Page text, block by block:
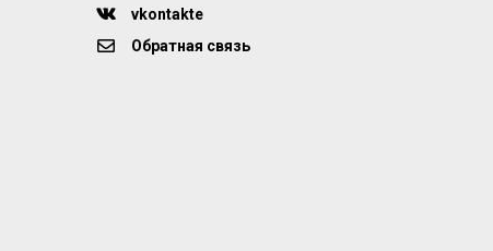
vkontakte
Обратная связь